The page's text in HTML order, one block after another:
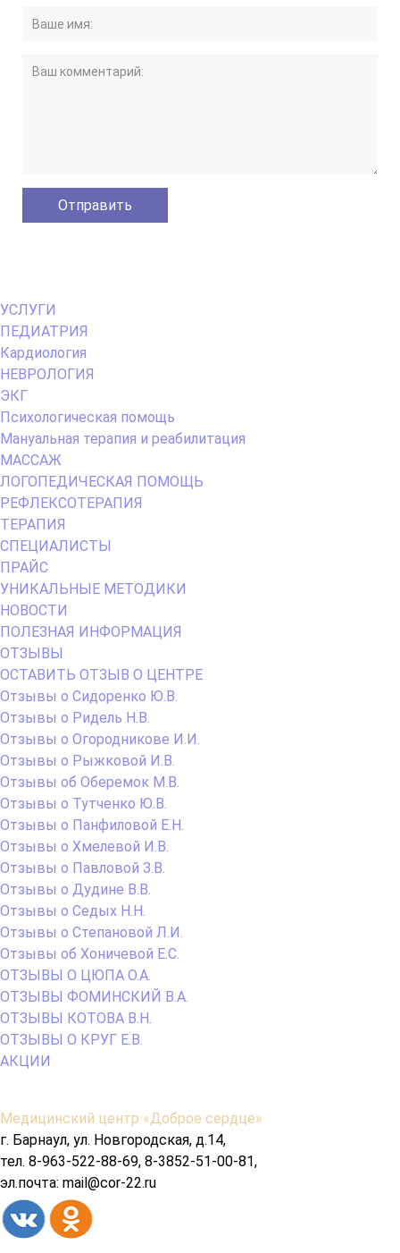
Primary
Menu
УСЛУГИ
ПЕДИАТРИЯ
Кардиология
НЕВРОЛОГИЯ
ЭКГ
Психологическая помощь
Мануальная терапия и реабилитация
МАССАЖ
ЛОГОПЕДИЧЕСКАЯ ПОМОЩЬ
РЕФЛЕКСОТЕРАПИЯ
ТЕРАПИЯ
СПЕЦИАЛИСТЫ
ПРАЙС
УНИКАЛЬНЫЕ МЕТОДИКИ
НОВОСТИ
ПОЛЕЗНАЯ ИНФОРМАЦИЯ
ОТЗЫВЫ
ОСТАВИТЬ ОТЗЫВ О ЦЕНТРЕ
Отзывы о Сидоренко Ю.В.
Отзывы о Ридель Н.В.
Отзывы о Огородникове И.И.
Отзывы о Рыжковой И.В.
Отзывы об Оберемок М.В.
Отзывы о Тутченко Ю.В.
Отзывы о Панфиловой Е.Н.
Отзывы о Хмелевой И.В.
Отзывы о Павловой З.В.
Отзывы о Дудине В.В.
Отзывы о Седых Н.Н.
Отзывы о Степановой Л.И.
Отзывы об Хоничевой Е.С.
ОТЗЫВЫ О ЦЮПА О.А.
ОТЗЫВЫ ФОМИНСКИЙ В.А.
ОТЗЫВЫ КОТОВА В.Н.
ОТЗЫВЫ О КРУГ Е.В.
АКЦИИ
Содержимое
подвала
Медицинский центр «Доброе сердце»
г. Барнаул, ул. Новгородская, д.14,
тел. 8-963-522-88-69, 8-3852-51-00-81,
эл.почта: mail@cor-22.ru